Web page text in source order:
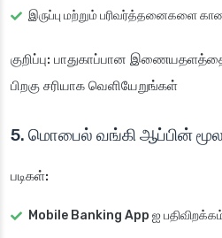
இருப்பு மற்றும் பரிவர்த்தனைகளை
குறிப்பு: பாதுகாப்பான
பிறகு சரியாக வெளியேறுங்கள்
5. மொபைல் வங்கி ஆப்பின்
படிகள்:
Mobile Banking App ஐ